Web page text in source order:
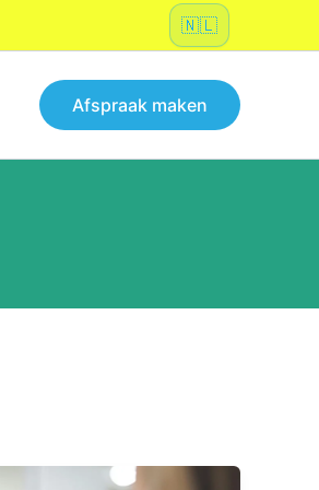
Kies
een
taal
Afspraak maken